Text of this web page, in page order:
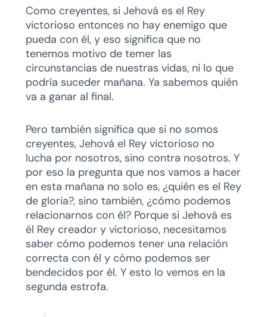
Como creyentes, si Jehová es el Rey
victorioso entonces no hay enemigo que
pueda con él, y eso significa que no
tenemos motivo de temer las
circunstancias de nuestras vidas, ni lo que
podría suceder mañana. Ya sabemos quién
va a ganar al final.
Pero también significa que si no somos
creyentes, Jehová el Rey victorioso no
lucha por nosotros, sino contra nosotros. Y
por eso la pregunta que nos vamos a hacer
en esta mañana no solo es, ¿quién es el Rey
de gloria?, sino también, ¿cómo podemos
relacionarnos con él? Porque si Jehová es
él Rey creador y victorioso, necesitamos
saber cómo podemos tener una relación
correcta con él y cómo podemos ser
bendecidos por él. Y esto lo vemos en la
segunda estrofa.